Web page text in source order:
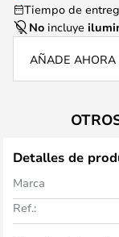
Tiempo de
No incluye
AÑADE AHORA
Detalles de
Marca
Ref.: